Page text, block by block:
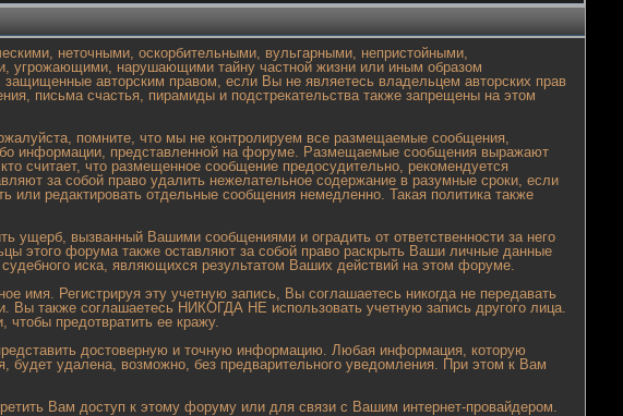
неточными, оскорбительными, вульгарными, непристойными,
угрожающими, нарушающими тайну частной жизни или иным образом
авторским правом, если Вы не являетесь владельцем авторских прав
письма счастья, пирамиды и подстрекательства также запрещены на этом
помните, что мы не контролируем все размещаемые сообщения,
информации, представленной на форуме. Размещаемые сообщения выражают
считает, что размещенное сообщение предосудительно, рекомендуется
за собой право удалить нежелательное содержание в разумные сроки, если
или редактировать отдельные сообщения немедленно. Такая политика также
вызванный Вашими сообщениями и оградить от ответственности за него
этого форума также оставляют за собой право раскрыть Ваши личные данные
иска, являющихся результатом Ваших действий на этом форуме.
имя. Регистрируя эту учетную запись, Вы соглашаетесь никогда не передавать
Вы также соглашаетесь НИКОГДА НЕ использовать учетную запись другого лица.
предотвратить ее кражу.
достоверную и точную информацию. Любая информация, которую
удалена, возможно, без предварительного уведомления. При этом к Вам
Вам доступ к этому форуму или для связи с Вашим интернет-провайдером.